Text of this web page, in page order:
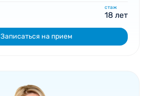
стаж
18 лет
Записаться на прием